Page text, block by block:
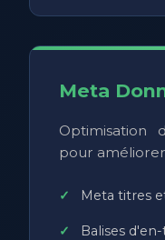
Meta
Optimisation
pour améliorer
Meta titres
Balises